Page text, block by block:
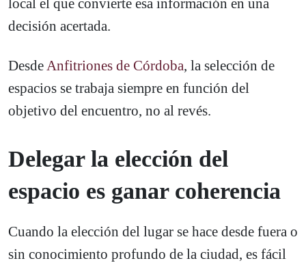
local el que convierte esa información en una
decisión acertada.
DesdeAnfitriones de Córdoba, la selección de
espacios se trabaja siempre en función del
objetivo del encuentro, no al revés.
Delegar la elección del
espacio es ganar coherencia
Cuando la elección del lugar se hace desde fuera o
sin conocimiento profundo de la ciudad, es fácil